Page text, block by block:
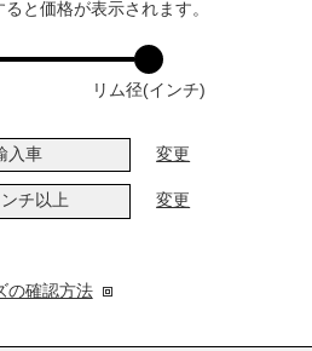
と価格が表示されます。
リム径(インチ)
入車 変更
チ以上 変更
の確認方法